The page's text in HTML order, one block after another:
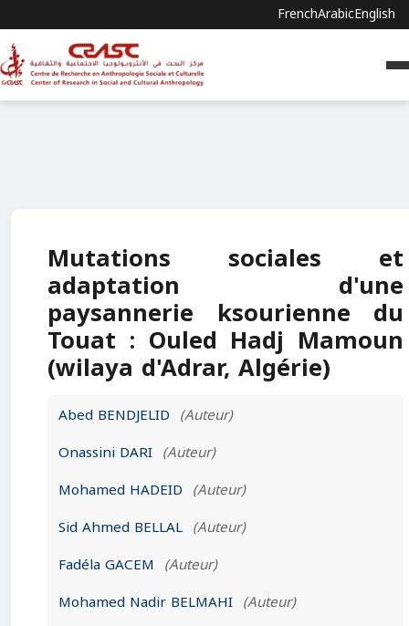
FrenchArabicEnglish
Mutations sociales et
adaptation d'une
paysannerie ksourienne du
Touat : Ouled Hadj Mamoun
(wilaya d'Adrar, Algérie)
Abed BENDJELID (Auteur)
Onassini DARI (Auteur)
Mohamed HADEID (Auteur)
Sid Ahmed BELLAL (Auteur)
Fadéla GACEM (Auteur)
Mohamed Nadir BELMAHI (Auteur)